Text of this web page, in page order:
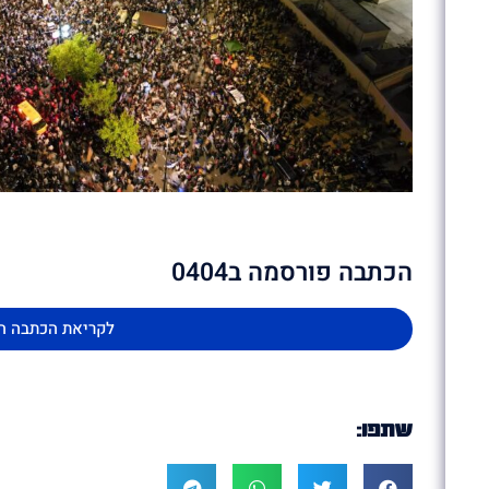
הכתבה פורסמה ב0404
לקריאת הכתבה
שתפו: